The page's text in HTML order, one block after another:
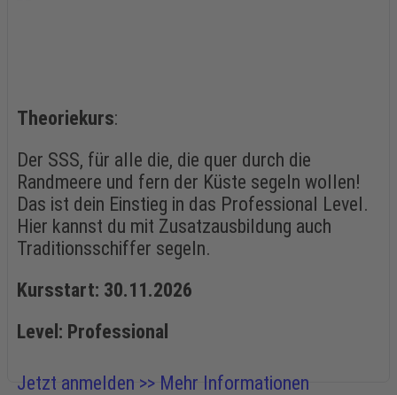
Theoriekurs:
Der SSS, für alle die, die quer durch die
Randmeere und fern der Küste segeln wollen!
Das ist dein Einstieg in das Professional Level.
Hier kannst du mit Zusatzausbildung auch
Traditionsschiffer segeln.
Kursstart: 30.11.2026
Level: Professional
Jetzt anmelden >> Mehr Informationen